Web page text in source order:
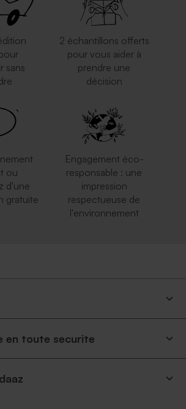
sans
2 échantillons offerts
pour vous aider à
prendre une
décision
ou
d'une
gratuite
Engagement éco-
responsable : une
impression
respectueuse de
l'environnement
en toute securite